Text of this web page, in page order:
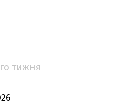
тижня